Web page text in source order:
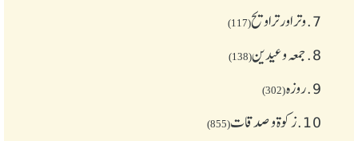
7. وتر اور تراویح(117)
8. جمعہ وعیدین(138)
9. روزہ(302)
10. زکوة و صدقات(855)